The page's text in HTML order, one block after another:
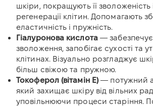
шкіри, покращують її зволоженість
регенерації клітин. Допомагають
еластичність і пружність.
Гіалуронова кислота— забезпечує
зволоження, запобігає сухості та
клітинах. Візуально розгладжує
більш свіжою та пружною.
Токоферол (вітамін E) — потужний
який захищає шкіру від вільних
уповільнюючи процеси старіння.